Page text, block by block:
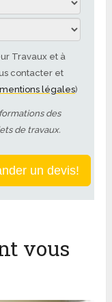
Travaux et à
contacter et
légales)
des
de travaux.
un devis!
vous